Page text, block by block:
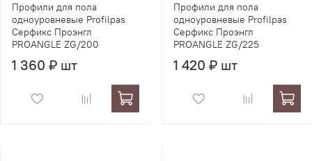
Профили для пола
одноуровневые Profilpas
Серфикс Проэнгл
PROANGLE ZG/200
1 360 ₽ шт
Профили для пола
одноуровневые Profilpas
Серфикс Проэнгл
PROANGLE ZG/225
1 420 ₽ шт